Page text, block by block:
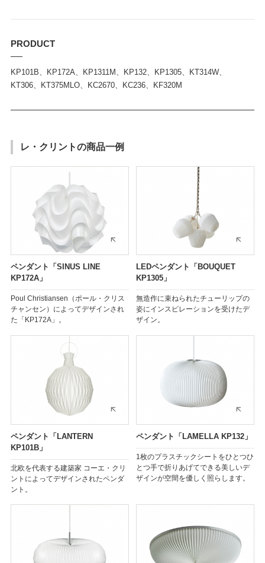
PRODUCT
KP101B、KP172A、KP1311M、KP132、KP1305、KT314W、
KT306、KT375MLO、KC2670、KC236、KF320M
レ・クリントの商品一例
ペンダント「SINUS LINE
KP172A」
Poul Christiansen（ポール・クリス
チャンセン）によってデザインされ
た「KP172A」。
LEDペンダント「BOUQUET
KP1305」
無造作に束ねられたチューリップの
姿にインスピレーションを受けたデ
ザイン。
ペンダント「LANTERN
KP101B」
北欧を代表する建築家 コーエ・クリ
ントによってデザインされたペンダ
ント。
ペンダント「LAMELLA KP132」
1枚のプラスチックシートをひとつひ
とつ手で折りあげてできる美しいデ
ザインが空間を優しく照らします。